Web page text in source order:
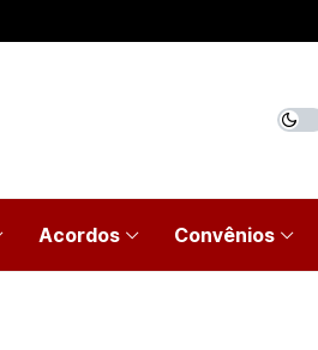
Acordos Convênios